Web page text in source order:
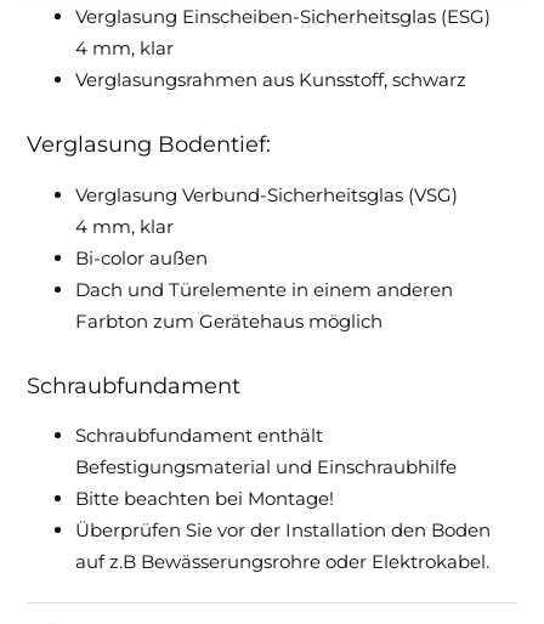
Verglasung Einscheiben-Sicherheitsglas (ESG)
4 mm, klar
Verglasungsrahmen aus Kunsstoff, schwarz
Verglasung Bodentief:
Verglasung Verbund-Sicherheitsglas (VSG)
4 mm, klar
Bi-color außen
Dach und Türelemente in einem anderen
Farbton zum Gerätehaus möglich
Schraubfundament
Schraubfundament enthält
Befestigungsmaterial und Einschraubhilfe
Bitte beachten bei Montage!
Überprüfen Sie vor der Installation den Boden
auf z.B Bewässerungsrohre oder Elektrokabel.